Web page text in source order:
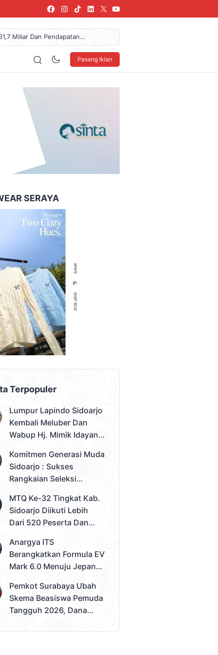
Miliar Dan Pendapatan
Donasi Rp36,57 Juta
SPPG Karangturi
Ke XXXV Di Makassar
Pasang Iklan
SERAYA
Terpopuler
Lumpur Lapindo Sidoarjo
Kembali Meluber Dan
Wabup Hj. Mimik Idayana
Komitmen Generasi Muda
Sidoarjo : Sukses
Rangkaian Seleksi
Pemilihan Duta Muda
Sidoarjo 2026
MTQ Ke-32 Tingkat Kab.
Sidoarjo Diikuti Lebih
Dari 520 Peserta Dan
Juara Umum
Anargya ITS
Berangkatkan Formula EV
Mark 6.0 Menuju Jepang,
2026
Pemkot Surabaya Ubah
Skema Beasiswa Pemuda
Tangguh 2026, Dana
Sekolah